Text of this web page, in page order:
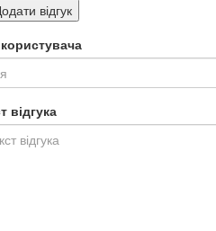
відгук
відгука